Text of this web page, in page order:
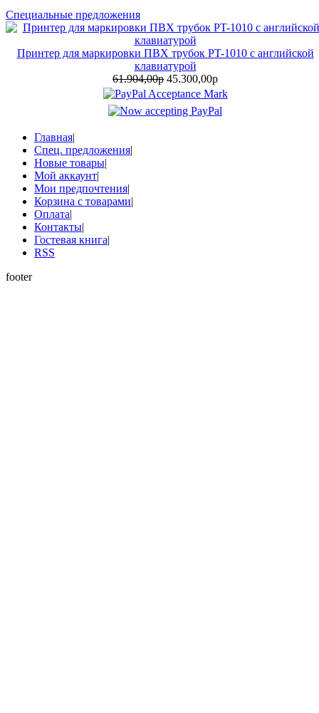
Специальные предложения
Принтер для маркировки ПВХ трубок PT-1010 с английской
клавиатурой
61.904,00р 45.300,00р
Главная|
Спец. предложения|
Новые товары|
Мой аккаунт|
Мои предпочтения|
Корзина с товарами|
Оплата|
Контакты|
Гостевая книга|
RSS
footer